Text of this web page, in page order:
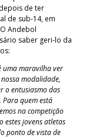
de ter
de sub-14, em
Andebol
saber geri-lo da
uma maravilha ver
modalidade,
o entusiasmo das
Para quem está
na competição
estes jovens atletas
ponto de vista de